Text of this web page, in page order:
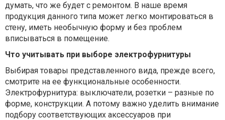
думать, что же будет с ремонтом. В наше время
продукция данного типа может легко монтироваться в
стену, иметь необычную форму и без проблем
вписываться в помещение.
Что учитывать при выборе электрофурнитуры
Выбирая товары представленного вида, прежде всего,
смотрите на ее функциональные особенности.
Электрофурнитура: выключатели, розетки – разные по
форме, конструкции. А потому важно уделить внимание
подбору соответствующих аксессуаров при